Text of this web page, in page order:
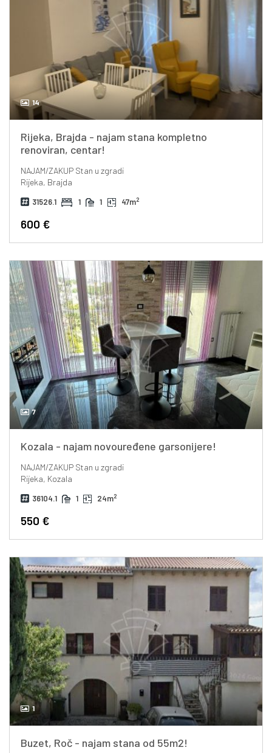
14
Rijeka, Brajda - najam stana kompletno
renoviran, centar!
NAJAM/ZAKUPStan u zgradi
Rijeka, Brajda
31526.1 1 1 47m2
600 €
7
Kozala - najam novouređene garsonijere!
NAJAM/ZAKUPStan u zgradi
Rijeka, Kozala
36104.1 1 24m2
550 €
1
Buzet, Roč - najam stana od 55m2!